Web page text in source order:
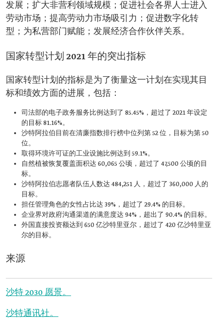
发展；扩大非营利领域规模；促进社会各界人士进入
劳动市场；提高劳动力市场吸引力；促进数字化转
型；为私营部门赋能；发展经济合作伙伴关系。
国家转型计划 2021 年的突出指标
国家转型计划的指标是为了衡量这一计划在实现其目
标和绩效方面的进展，包括：
司法部的电子政务服务比例达到了 85.45%，超过了 2021 年设定
的目标 81.16%。
沙特阿拉伯目前在清廉指数排行榜中位列第 52 位，目标为第 50
位。
取得环境许可证的工业设施比例达到 59.1%。
自然植被恢复覆盖面积达 60,065 公顷，超过了 47,500 公顷的目
标。
沙特阿拉伯志愿者队伍人数达 484,251 人，超过了 360,000 人的
目标。
担任管理角色的女性占比达 39%，超过了 29.4% 的目标。
企业界对政府沟通渠道的满意度达 94%，超出了 90.4% 的目标。
外国直接投资额达到 650 亿沙特里亚尔，超过了 420 亿沙特里亚
尔的目标。
来源
沙特 2030 愿景。
沙特通讯社。